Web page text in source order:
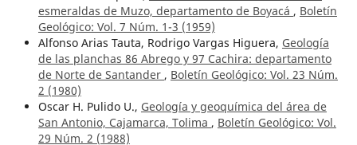
esmeraldas de Muzo, departamento de Boyacá , Boletín
Geológico: Vol. 7 Núm. 1-3 (1959)
Alfonso Arias Tauta, Rodrigo Vargas Higuera, Geología
de las planchas 86 Abrego y 97 Cachira: departamento
de Norte de Santander , Boletín Geológico: Vol. 23 Núm.
2 (1980)
Oscar H. Pulido U., Geología y geoquímica del área de
San Antonio, Cajamarca, Tolima , Boletín Geológico: Vol.
29 Núm. 2 (1988)